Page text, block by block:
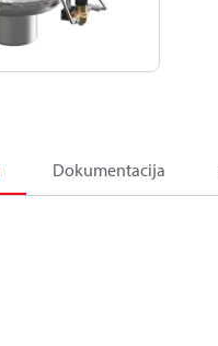
Dokumentacija